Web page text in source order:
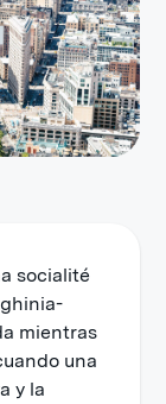
socialité
mientras
una
y la